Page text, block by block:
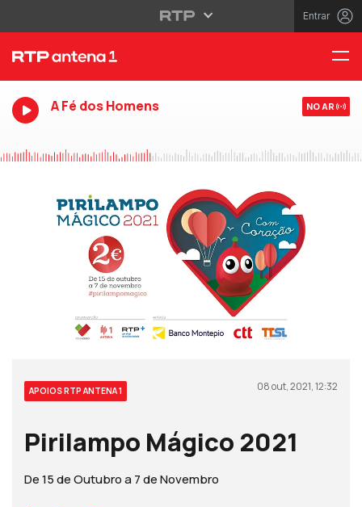
Entrar
A Fé dos Homens NO AR
APOIOS RTP ANTENA 1 08 out, 2021, 12:32
Pirilampo Mágico 2021
De 15 de Outubro a 7 de Novembro